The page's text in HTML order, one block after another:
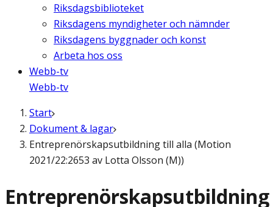
Riksdagsbiblioteket
Riksdagens myndigheter och nämnder
Riksdagens byggnader och konst
Arbeta hos oss
Webb-tv
Webb-tv
Start
Dokument & lagar
Entreprenörskapsutbildning till alla (Motion
2021/22:2653 av Lotta Olsson (M))
Entreprenörskapsutbildning